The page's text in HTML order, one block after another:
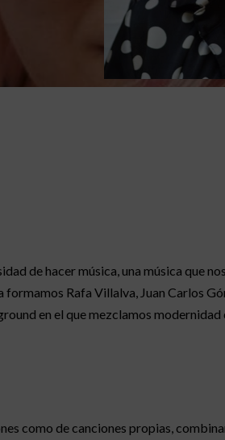
de hacer música, una música que
Rafa Villalva, Juan Carlos
en el que mezclamos
como de canciones propias,